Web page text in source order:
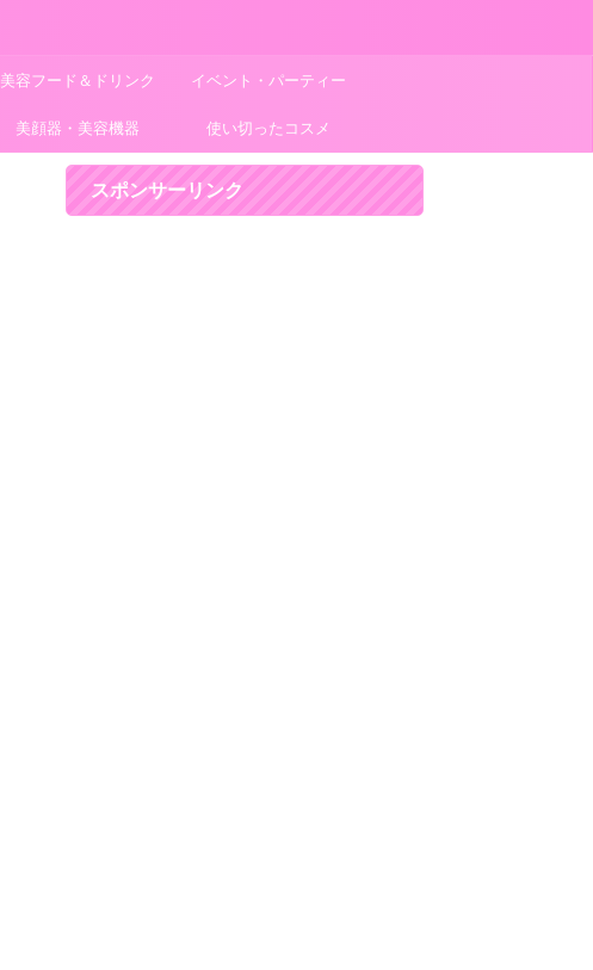
美容フード＆ドリンク イベント・パーティー
美顔器・美容機器 使い切ったコスメ
スポンサーリンク